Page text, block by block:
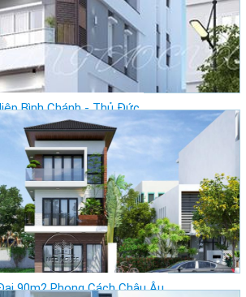
Bình Chánh - Thủ Đức
Chí Minh - Quận 1
90m2 Phong Cách Châu Âu